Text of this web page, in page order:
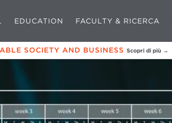
EDUCATION FACULTY & RICERCA
SOCIETY AND BUSINESS Scopri di più →